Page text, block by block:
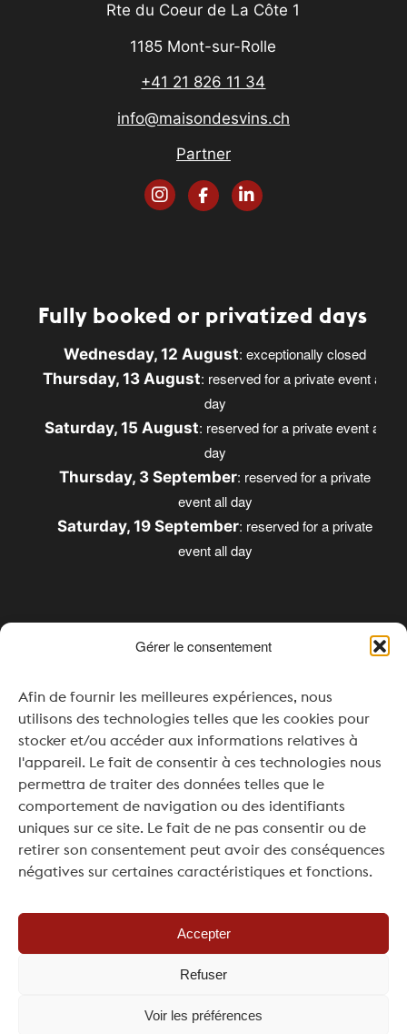
Gérer le consentement
Afin de fournir les meilleures expériences, nous
utilisons des technologies telles que les cookies pour
stocker et/ou accéder aux informations relatives à
l'appareil. Le fait de consentir à ces technologies nous
permettra de traiter des données telles que le
comportement de navigation ou des identifiants
uniques sur ce site. Le fait de ne pas consentir ou de
retirer son consentement peut avoir des conséquences
négatives sur certaines caractéristiques et fonctions.
Accepter
Refuser
Voir les préférences
Rte du Coeur de La Côte 1
1185 Mont-sur-Rolle
+41 21 826 11 34
info@maisondesvins.ch
Partner
Fully booked or privatized days
Wednesday, 12 August: exceptionally closed
Thursday, 13 August: reserved for a private event all
day
Saturday, 15 August: reserved for a private event all
day
Thursday, 3 September: reserved for a private
event all day
Saturday, 19 September: reserved for a private
event all day
Monday & Tuesday: Closed
Wednesday: 4:00 pm – 8:00 pm
Thursday to Saturday: 11:00 am – 8:00 pm
Sunday: 11:00 am – 7:00 pm
For your events or seminars, openings outside
of regular hours are possible upon request and
© Copyright 2026 -Maison des Vins de la Côte